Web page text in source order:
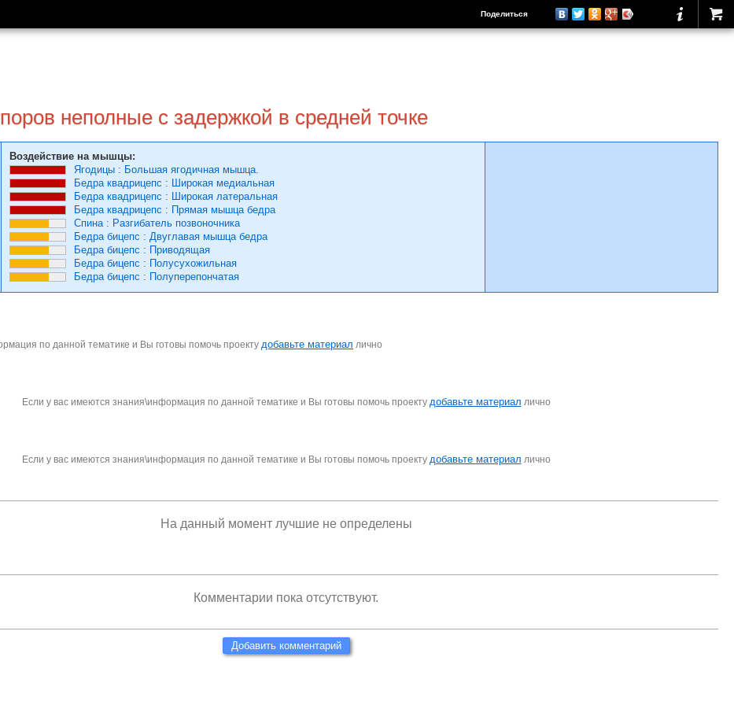
Поделиться
неполные с задержкой в средней точке
Воздействие на мышцы:
Ягодицы : Большая ягодичная мышца.
Бедра квадрицепс : Широкая медиальная
Бедра квадрицепс : Широкая латеральная
Бедра квадрицепс : Прямая мышца бедра
Спина: Разгибатель позвоночника
Бедра бицепс : Двуглавая мышца бедра
Бедра бицепс : Приводящая
Бедра бицепс : Полусухожильная
Бедра бицепс : Полуперепончатая
по данной тематике и Вы готовы помочь проекту добавьте материал лично
Если у вас имеются знания\информация по данной тематике и Вы готовы помочь проекту добавьте материал лично
Если у вас имеются знания\информация по данной тематике и Вы готовы помочь проекту добавьте материал лично
На данный момент лучшие не определены
Комментарии пока отсутствуют.
Добавить комментарий